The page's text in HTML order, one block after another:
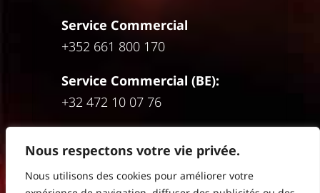
Nous respectons votre vie privée.
Nous utilisons des cookies pour améliorer votre
Service Commercial
+352 661 800 170
Service Commercial (BE):
+32 472 10 07 76